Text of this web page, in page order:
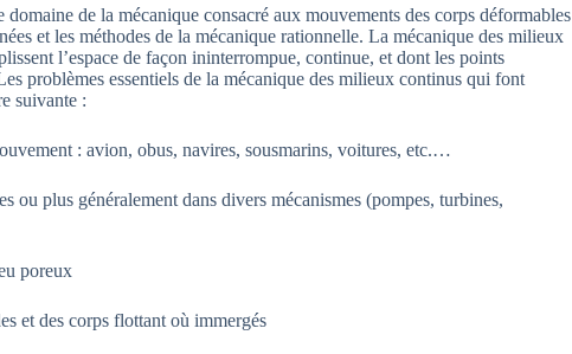
domaine de la mécanique consacré aux mouvements des corps déformables
et les méthodes de la mécanique rationnelle. La mécanique des milieux
l’espace de façon ininterrompue, continue, et dont les points
problèmes essentiels de la mécanique des milieux continus qui font
suivante :
: avion, obus, navires, sousmarins, voitures, etc.…
ou plus généralement dans divers mécanismes (pompes, turbines,
poreux
et des corps flottant où immergés